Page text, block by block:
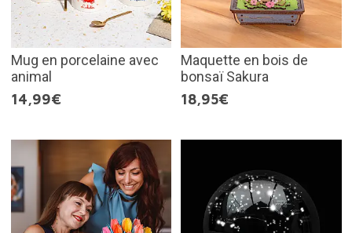
Mug en porcelaine avec
animal
14,99€
Maquette en bois de
bonsaï Sakura
18,95€